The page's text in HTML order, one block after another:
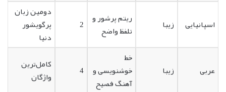
اسپانیایی زیبا
ریتم پرشور و
تلفظ واضح
2
دومین زبان
پرگویشور
دنیا
عربی زیبا
خط
خوشنویسی و
آهنگ فصیح
4
کامل‌ترین
واژگان